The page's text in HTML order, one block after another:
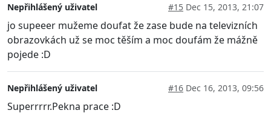
Nepřihlášený uživatel #15 Dec 15, 2013, 21:07
jo supeeer mužeme doufat že zase bude na televizních
obrazovkách už se moc těším a moc doufám že mážně
pojede :D
Nepřihlášený uživatel #16 Dec 16, 2013, 09:56
Superrrrr.Pekna prace :D